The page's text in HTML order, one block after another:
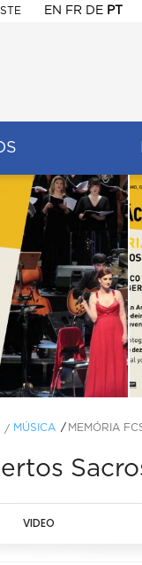
EN FR DE PT
/ MÚSICA MEMÓRIA
VIDEO